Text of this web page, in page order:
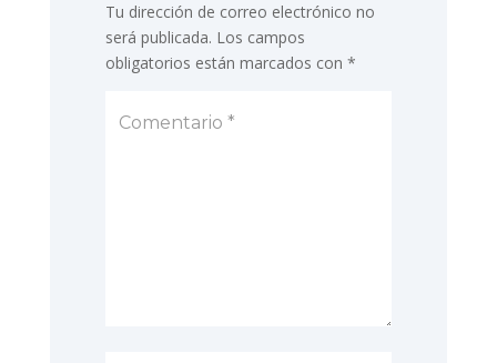
Tu dirección de correo electrónico no
será publicada. Los campos
obligatorios están marcados con *